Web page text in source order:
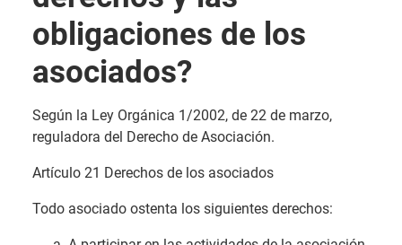
obligaciones de los
asociados?
Según la Ley Orgánica 1/2002, de 22 de marzo,
reguladora del Derecho de Asociación.
Artículo 21 Derechos de los asociados
Todo asociado ostenta los siguientes derechos: